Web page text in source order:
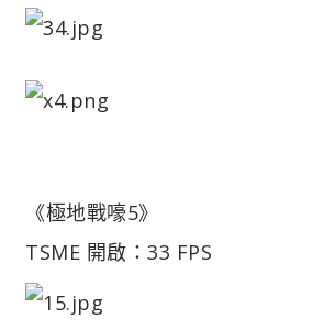
《極地戰嚎5》
TSME 開啟：33 FPS